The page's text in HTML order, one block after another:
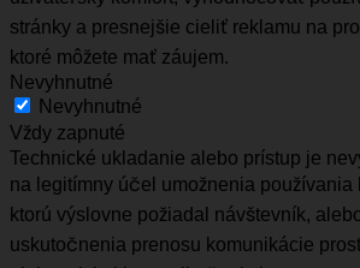
stránky a presnejšie cieliť reklamu na
ktoré môžete mať záujem.
Nevyhnutné
Nevyhnutné
Vždy zapnuté
Technické ukladanie alebo prístup je
na legitímny účel umožnenia používania
ktorú výslovne požiadal návštevník,
uskutočnenia prenosu komunikácie